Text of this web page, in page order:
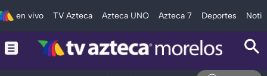
en vivo TV Azteca Azteca UNO Azteca 7 Deportes